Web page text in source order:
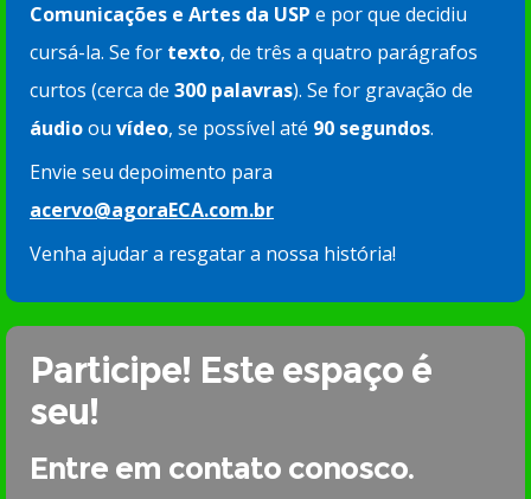
Comunicações e Artes da USP e por que decidiu
cursá-la. Se for texto, de três a quatro parágrafos
curtos (cerca de 300 palavras). Se for gravação de
áudioou vídeo, se possível até 90 segundos.
Envie seu depoimento para
acervo@agoraECA.com.br
Venha ajudar a resgatar a nossa história!
Participe! Este espaço é
seu!
Entre em contato conosco.